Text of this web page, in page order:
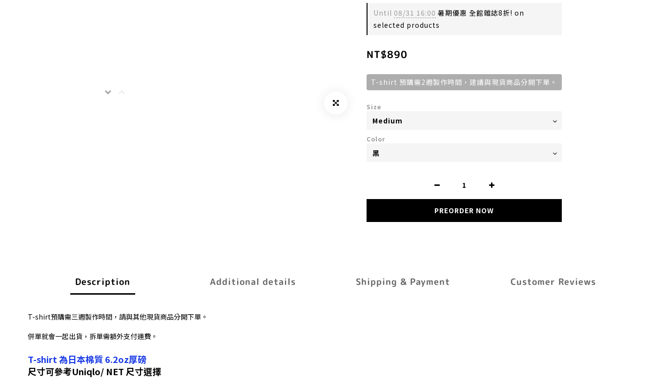
Until 08/31 16:00 暑期優惠 全館雜誌8折! on
selected products
NT$890
T-shirt 預購需2週製作時間，建議與現貨商品分開下單。
Size
Color
PREORDER NOW
Description Additional details Shipping & Payment Customer Reviews
T-shirt預購需三週製作時間，請與其他現貨商品分開下單。
併單就會一起出貨，拆單需額外支付運費。
T-shirt 為日本棉質 6.2oz厚磅
尺寸可參考Uniqlo/ NET 尺寸選擇